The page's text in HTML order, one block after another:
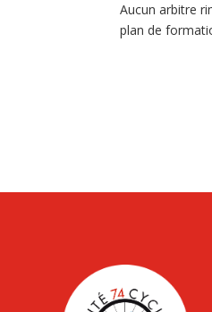
Aucun arbitre
plan de